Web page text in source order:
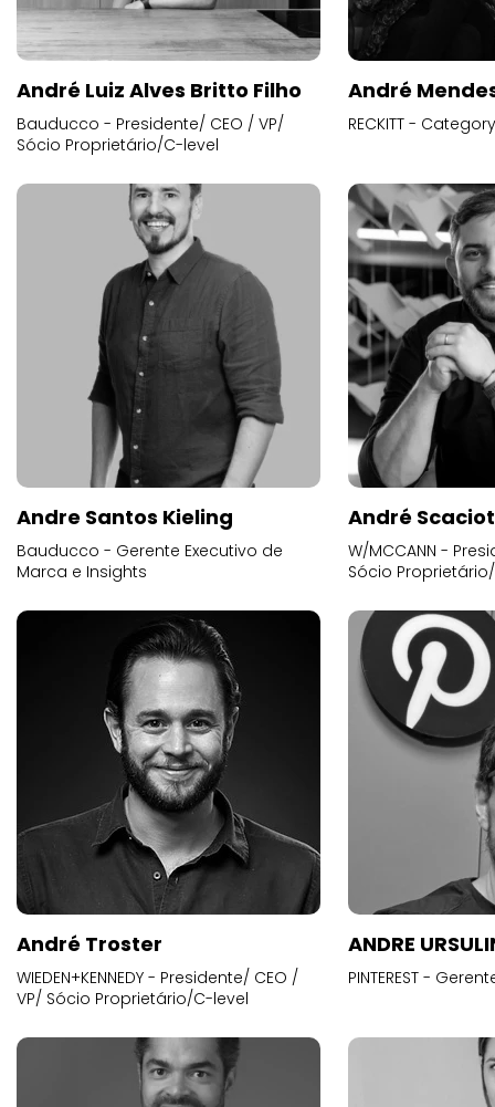
André Luiz Alves Britto Filho
Bauducco - Presidente/ CEO / VP/
Sócio Proprietário/C-level
André
RECKITT -
Andre Santos Kieling
Bauducco - Gerente Executivo de
Marca e Insights
André
W/MCCANN -
Sócio
André Troster
WIEDEN+KENNEDY - Presidente/ CEO /
VP/ Sócio Proprietário/C-level
ANDRE
PINTEREST -